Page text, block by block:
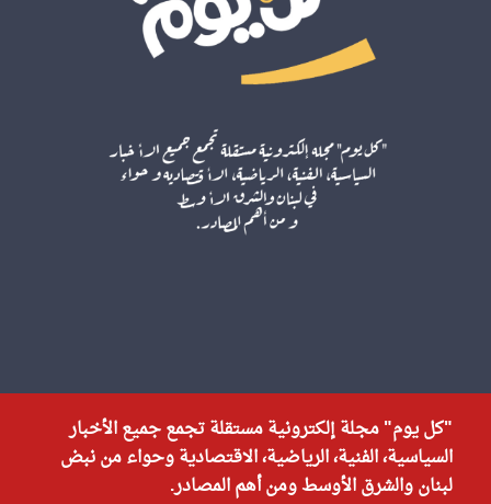
"كل يوم" مجلة إلكترونية مستقلة تجمع جميع الأخبار
السياسية، الفنية، الرياضية، الاقتصادية وحواء من نبض
لبنان والشرق الأوسط ومن أهم المصادر.